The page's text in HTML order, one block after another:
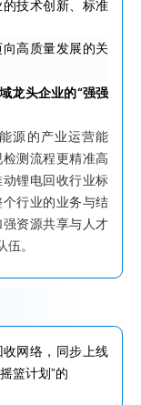
技术创新、标准
高质量发展的关
龙头企业的“强强
源的产业运营能
测流程更精准高
锂电回收行业标
行业的业务与结
资源共享与人才
。
网络，同步上线
篮计划”的